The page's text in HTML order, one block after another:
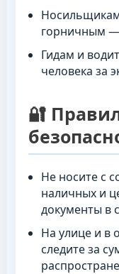
горничным —
Гидам и
человека за
🔐
Не носите с
наличных и
документы в
На улице и в
следите за